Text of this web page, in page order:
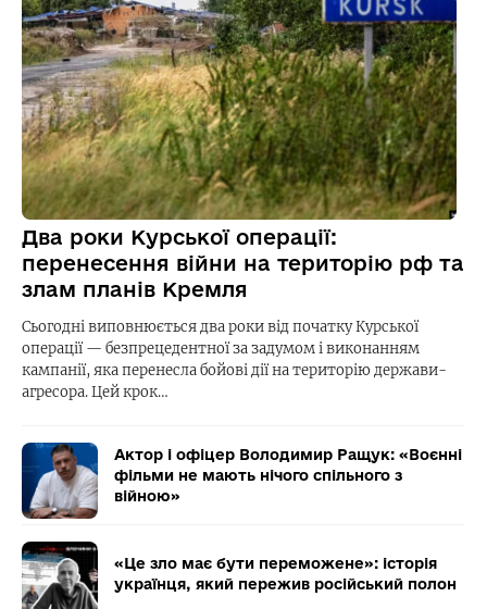
Два роки Курської операції:
перенесення війни на територію рф та
злам планів Кремля
Сьогодні виповнюється два роки від початку Курської
операції — безпрецедентної за задумом і виконанням
кампанії, яка перенесла бойові дії на територію держави-
агресора. Цей крок…
Актор і офіцер Володимир Ращук: «Воєнні
фільми не мають нічого спільного з
війною»
«Це зло має бути переможене»: історія
українця, який пережив російський полон